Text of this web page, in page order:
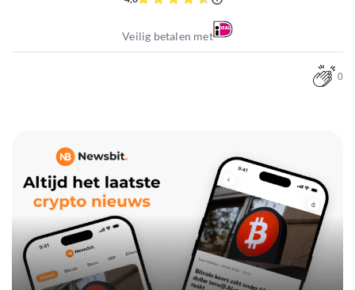
Veilig betalen met
0